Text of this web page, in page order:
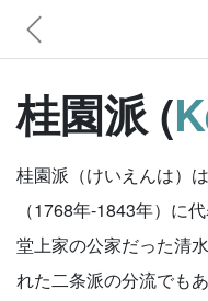
桂園派 (
桂園派（けいえんは）
（1768年-1843年）に
堂上家の公家だった清
れた二条派の分流でもあ